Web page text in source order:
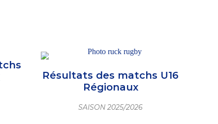
Résultats des matchs U16
Régionaux
SAISON 2025/2026